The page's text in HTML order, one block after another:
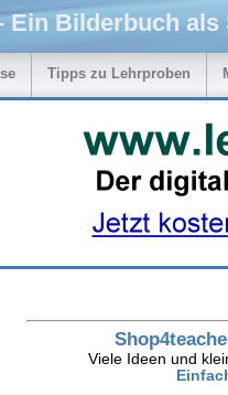
Ein Bilderbuch
Tipps zu Lehrproben
Viele Ideen und